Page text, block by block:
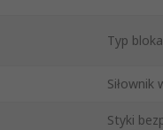
Typ
Siłownik
Styki